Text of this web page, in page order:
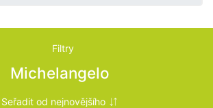
Filtry
Michelangelo